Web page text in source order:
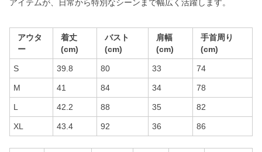
アイテムが、日常から特別なシーンまで幅広く活躍します。
アウタ
ー
着丈
(cm)
バスト
(cm)
肩幅
(cm)
手首周り
(cm)
S 39.8 80 33 74
M 41 84 34 78
L 42.2 88 35 82
XL 43.4 92 36 86